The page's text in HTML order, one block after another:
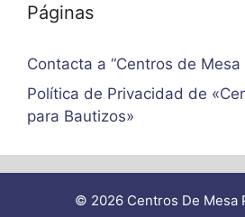
Páginas
Contacta a “Centros de Mesa
Política de Privacidad de
para Bautizos»
© 2026 Centros De Mesa